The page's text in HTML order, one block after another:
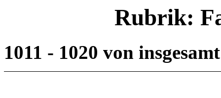
Rubrik:
1011 - 1020 von